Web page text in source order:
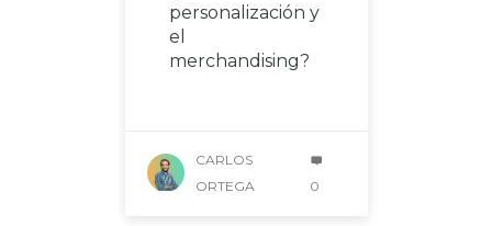
personalización y
el
merchandising?
CARLOS
ORTEGA
0